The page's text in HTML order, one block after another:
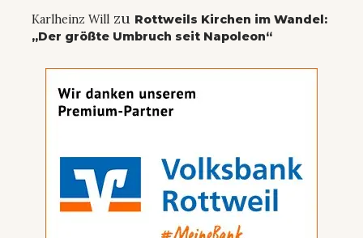
Karlheinz Will zu Rottweils Kirchen im Wandel:
„Der größte Umbruch seit Napoleon“